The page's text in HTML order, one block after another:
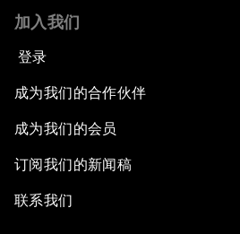
加入我们
登录
成为我们的合作伙伴
成为我们的会员
订阅我们的新闻稿
联系我们